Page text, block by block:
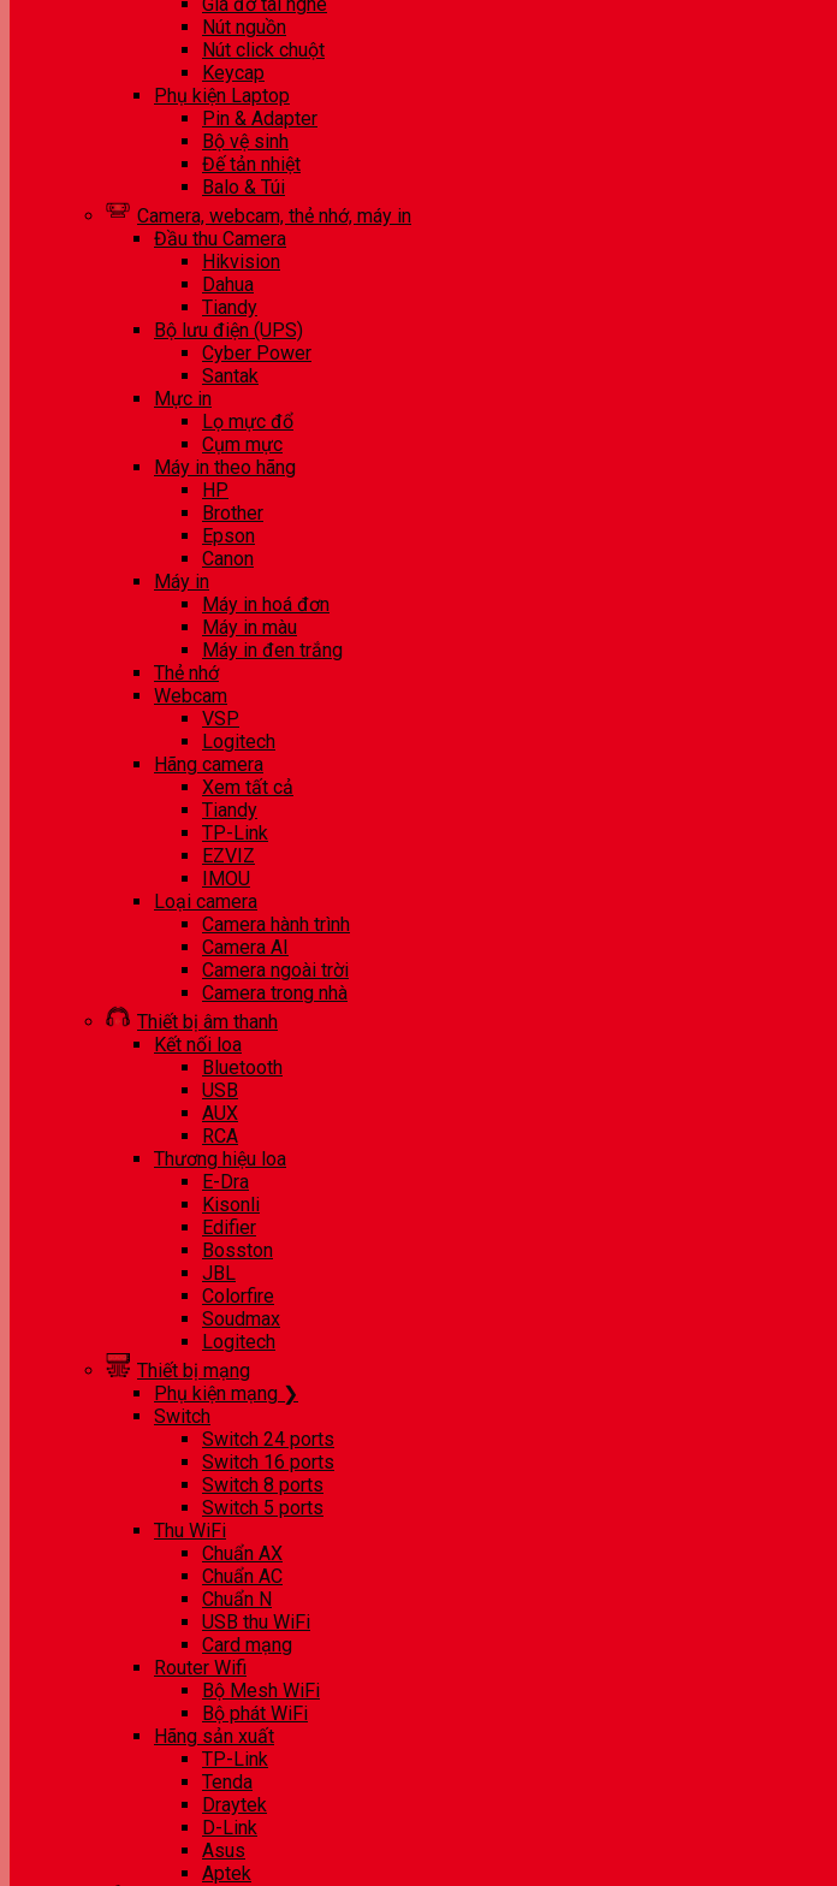
Nút nguồn
Nút click chuột
Keycap
Phụ kiện Laptop
Pin & Adapter
Bộ vệ sinh
Đế tản nhiệt
Balo & Túi
Camera, webcam, thẻ nhớ, máy in
Đầu thu Camera
Hikvision
Dahua
Tiandy
Bộ lưu điện (UPS)
Cyber Power
Santak
Mực in
Lọ mực đổ
Cụm mực
Máy in theo hãng
HP
Brother
Epson
Canon
Máy in
Máy in hoá đơn
Máy in màu
Máy in đen trắng
Thẻ nhớ
Webcam
VSP
Logitech
Hãng camera
Xem tất cả
Tiandy
TP-Link
EZVIZ
IMOU
Loại camera
Camera hành trình
Camera AI
Camera ngoài trời
Camera trong nhà
Thiết bị âm thanh
Kết nối loa
Bluetooth
USB
AUX
RCA
Thương hiệu loa
E-Dra
Kisonli
Edifier
Bosston
JBL
Colorfire
Soudmax
Logitech
Thiết bị mạng
Phụ kiện mạng ❯
Switch
Switch 24 ports
Switch 16 ports
Switch 8 ports
Switch 5 ports
Thu WiFi
Chuẩn AX
Chuẩn AC
Chuẩn N
USB thu WiFi
Card mạng
Router Wifi
Bộ Mesh WiFi
Bộ phát WiFi
Hãng sản xuất
TP-Link
Tenda
Draytek
D-Link
Asus
Aptek